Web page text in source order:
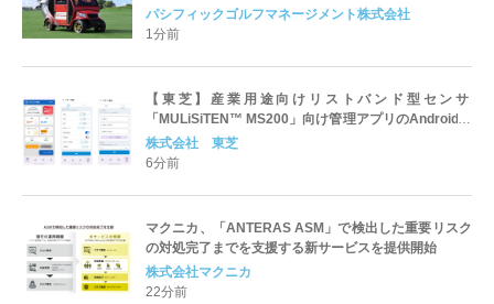
Cart（エアコンカート）」導入 | ＰＧＭ
パシフィックゴルフマネージメント株式会社
1分前
【東芝】産業用途向けリストバンド型センサ
「MULiSiTEN™ MS200」向け管理アプリのAndroid版
を提供開始
株式会社 東芝
6分前
マクニカ、「ANTERAS ASM」で検出した重要リスク
の対処完了までを支援する新サービスを提供開始
株式会社マクニカ
22分前